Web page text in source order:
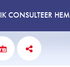
IK CONSULTEER HEM